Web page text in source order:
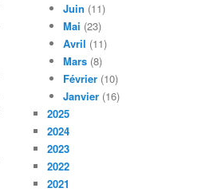
Juin (11)
Mai (23)
Avril (11)
Mars (8)
Février (10)
Janvier (16)
2025
2024
2023
2022
2021